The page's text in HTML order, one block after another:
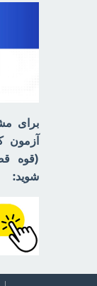
برای
آزمون
شوید: